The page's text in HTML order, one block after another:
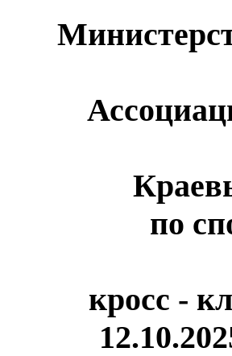
по
кросс -